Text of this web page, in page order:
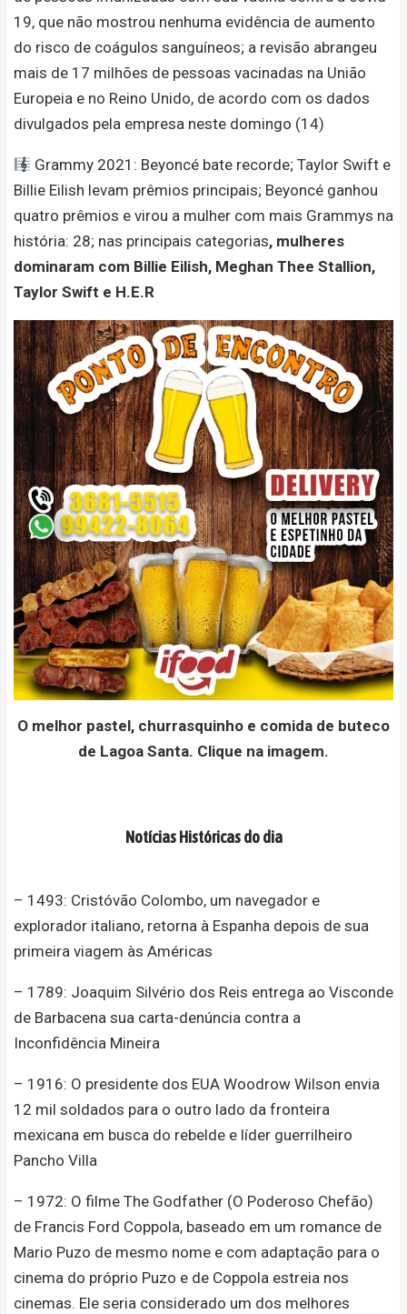
19, que não mostrou nenhuma evidência de aumento
do risco de coágulos sanguíneos; a revisão abrangeu
mais de 17 milhões de pessoas vacinadas na União
Europeia e no Reino Unido, de acordo com os dados
divulgados pela empresa neste domingo (14)
Grammy 2021: Beyoncé bate recorde; Taylor Swift e
Billie Eilish levam prêmios principais; Beyoncé ganhou
quatro prêmios e virou a mulher com mais Grammys na
história: 28; nas principais categorias, mulheres
dominaram com Billie Eilish, Meghan Thee Stallion,
Taylor Swift e H.E.R
O melhor pastel, churrasquinho e comida de buteco
de Lagoa Santa. Clique na imagem.
Notícias Históricas do dia
– 1493: Cristóvão Colombo, um navegador e
explorador italiano, retorna à Espanha depois de sua
primeira viagem às Américas
– 1789: Joaquim Silvério dos Reis entrega ao Visconde
de Barbacena sua carta-denúncia contra a
Inconfidência Mineira
– 1916: O presidente dos EUA Woodrow Wilson envia
12 mil soldados para o outro lado da fronteira
mexicana em busca do rebelde e líder guerrilheiro
Pancho Villa
– 1972: O filme The Godfather (O Poderoso Chefão)
de Francis Ford Coppola, baseado em um romance de
Mario Puzo de mesmo nome e com adaptação para o
cinema do próprio Puzo e de Coppola estreia nos
cinemas. Ele seria considerado um dos melhores